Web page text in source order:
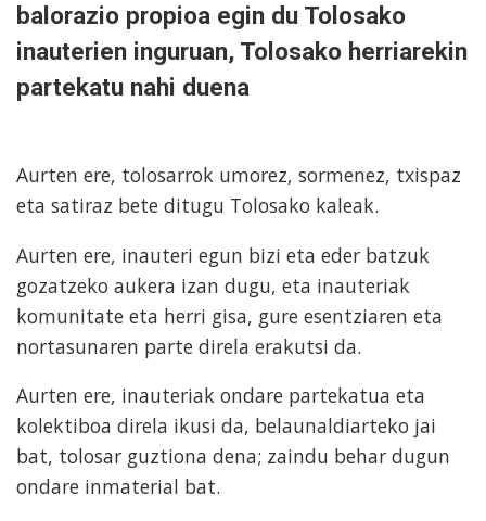
balorazio propioa egin du Tolosako
inauterien inguruan, Tolosako herriarekin
partekatu nahi duena
Aurten ere, tolosarrok umorez, sormenez, txispaz
eta satiraz bete ditugu Tolosako kaleak.
Aurten ere, inauteri egun bizi eta eder batzuk
gozatzeko aukera izan dugu, eta inauteriak
komunitate eta herri gisa, gure esentziaren eta
nortasunaren parte direla erakutsi da.
Aurten ere, inauteriak ondare partekatua eta
kolektiboa direla ikusi da, belaunaldiarteko jai
bat, tolosar guztiona dena; zaindu behar dugun
ondare inmaterial bat.